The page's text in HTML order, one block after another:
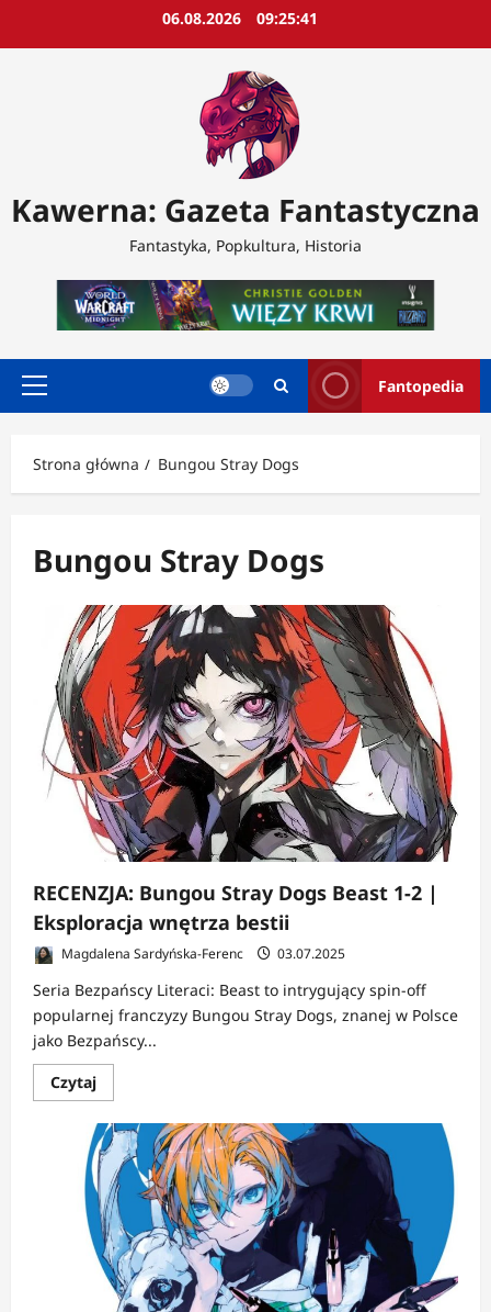
06.08.2026 09:25:43
Kawerna: Gazeta Fantastyczna
Fantastyka, Popkultura, Historia
Menu
Fantopedia
Strona główna Bungou Stray Dogs
Bungou Stray Dogs
RECENZJA: Bungou Stray Dogs Beast 1-2 |
Eksploracja wnętrza bestii
Magdalena Sardyńska-Ferenc 03.07.2025
Seria Bezpańscy Literaci: Beast to intrygujący spin-off
popularnej franczyzy Bungou Stray Dogs, znanej w Polsce
jako Bezpańscy...
CzytajDowiedz
się
o
RECENZJA:
Bungou
Stray
Dogs
Beast
1-
2
|
Eksploracja
wnętrza
bestii